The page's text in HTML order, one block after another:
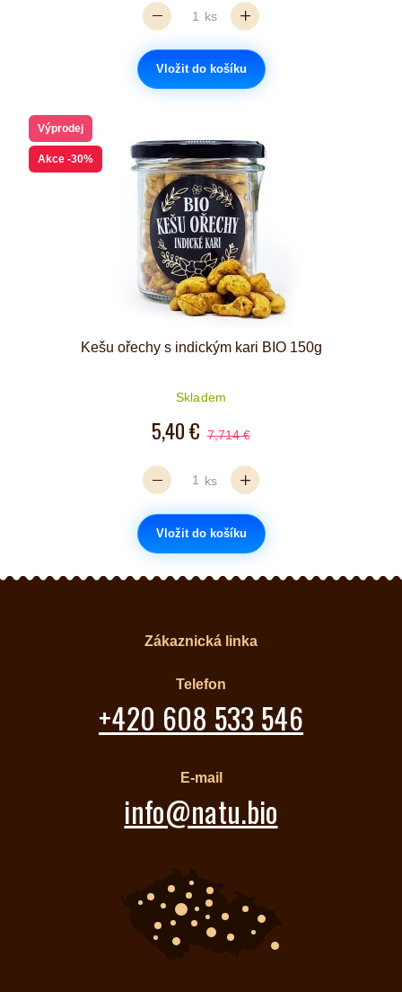
ks
Vložit do košíku
Výprodej
Akce -30%
Kešu ořechy s indickým kari BIO 150g
Skladem
5,40 € 7,714 €
ks
Vložit do košíku
Zákaznická linka
Telefon
+420 608 533 546
E-mail
info@natu.bio